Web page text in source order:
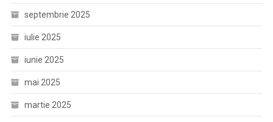
septembrie 2025
iulie 2025
iunie 2025
mai 2025
martie 2025